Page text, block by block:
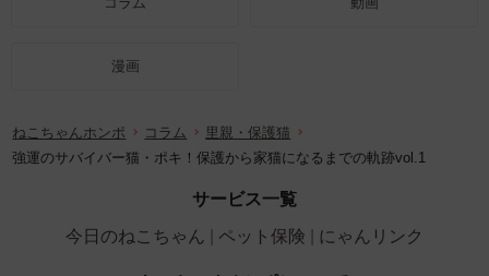
漫画
ねこちゃんホンポ コラム
里親・保護猫
強運のサバイバー猫・ポキ！保護から家猫になるまでの軌跡vol.1
サービス一覧
今日のねこちゃん
ペット保険 にゃんリンク